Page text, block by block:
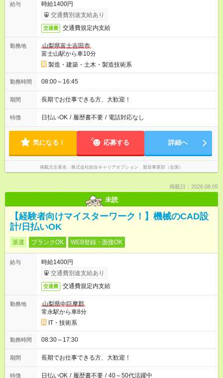
給与
時給1400円
交通費別途支給あり
交通費 交通費規定内支給
勤務地
山梨県富士吉田市
富士山駅から車10分
製造・建築・土木・製造技術系
勤務時間 08:00～16:45
期間 長期でお仕事できる方、大歓迎！
特徴 日払いOK / 履歴書不要 / 電話対応なし
気になる！ 応募する 詳細へ
掲載元企業名 株式会社綜合キャリアオプション 製造事業部（全国）
掲載日：2026.08.05
未読
【経験者向けマイスターワーク！】機械のCAD設
計/日払いOK
派遣 ブランクOK WEB登録・面接OK
給与
時給1400円
交通費別途支給あり
交通費 交通費規定内支給
勤務地
山梨県中巨摩郡
常永駅から車8分
IT・技術系
勤務時間 08:30～17:30
期間 長期でお仕事できる方、大歓迎！
特徴 日払いOK / 履歴書不要 / 40～50代活躍中